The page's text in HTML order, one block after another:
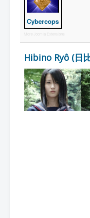
Antagoniste
Monstre
Animal
Race
Archétype
Cybercops
More Joomla Extensions
Hibino Ryô (日